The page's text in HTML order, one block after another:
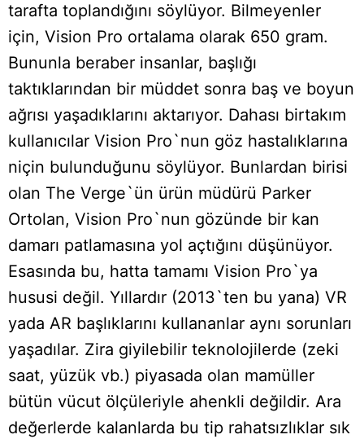
tarafta toplandığını söylüyor. Bilmeyenler
için, Vision Pro ortalama olarak 650 gram.
Bununla beraber insanlar, başlığı
taktıklarından bir müddet sonra baş ve boyun
ağrısı yaşadıklarını aktarıyor. Dahası birtakım
kullanıcılar Vision Pro`nun göz hastalıklarına
niçin bulunduğunu söylüyor. Bunlardan birisi
olan The Verge`ün ürün müdürü Parker
Ortolan, Vision Pro`nun gözünde bir kan
damarı patlamasına yol açtığını düşünüyor.
Esasında bu, hatta tamamı Vision Pro`ya
hususi değil. Yıllardır (2013`ten bu yana) VR
yada AR başlıklarını kullananlar aynı sorunları
yaşadılar. Zira giyilebilir teknolojilerde (zeki
saat, yüzük vb.) piyasada olan mamüller
bütün vücut ölçüleriyle ahenkli değildir. Ara
değerlerde kalanlarda bu tip rahatsızlıklar sık